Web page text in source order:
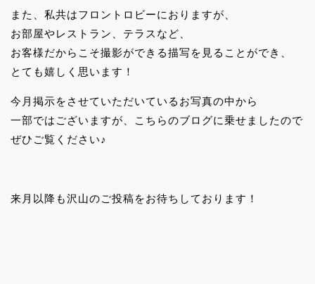
また、私共はフロントロビーにおりますが、
お部屋やレストラン、テラスなど、
お客様だからこそ撮影ができる描写を見ることができ、
とても嬉しく思います！
今月掲示をさせていただいているお写真の中から
一部ではございますが、こちらのブログに乗せましたので
ぜひご覧ください♪
来月以降も沢山のご投稿をお待ちしております！